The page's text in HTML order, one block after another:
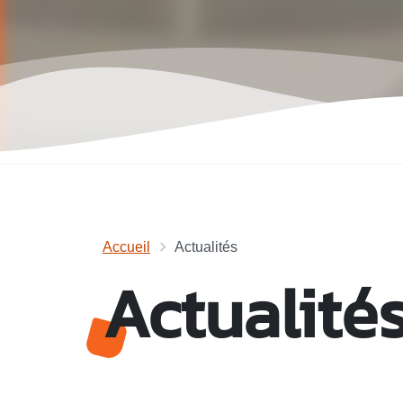
Accueil Actualités